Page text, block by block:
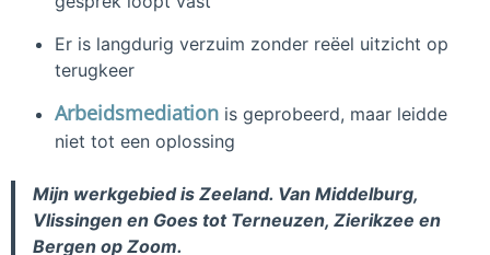
Er is langdurig verzuim zonder reëel uitzicht op
terugkeer
Arbeidsmediation is geprobeerd, maar leidde
niet tot een oplossing
Mijn werkgebied is Zeeland. Van Middelburg,
Vlissingen en Goes tot Terneuzen, Zierikzee en
Bergen op Zoom.